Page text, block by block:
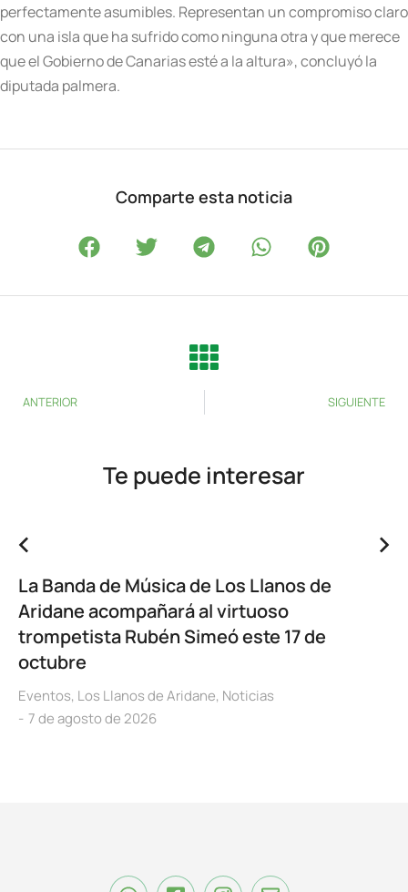
perfectamente asumibles. Representan un compromiso claro
con una isla que ha sufrido como ninguna otra y que merece
que el Gobierno de Canarias esté a la altura», concluyó la
diputada palmera.
Comparte esta noticia
ANTERIOR SIGUIENTE
Te puede interesar
La Banda de Música de Los Llanos de
Aridane acompañará al virtuoso
trompetista Rubén Simeó este 17 de
octubre
Eventos, Los Llanos de Aridane, Noticias
7 de agosto de 2026